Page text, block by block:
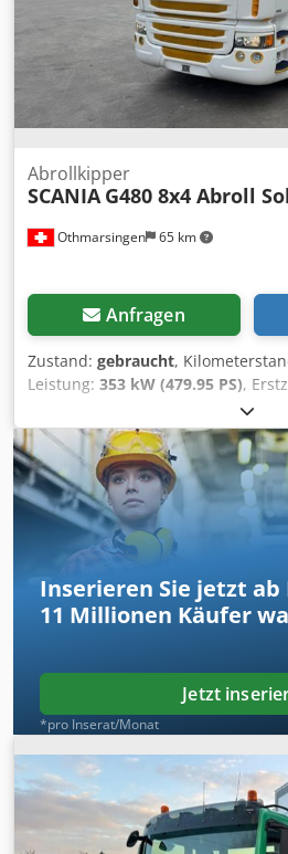
Othmarsingen 65 km
Abrollkipper
SCANIA G480 8x4 Abroll
Anfragen
Zustand: gebraucht,
Leistung: 353 kW (479.95 PS),
,
Retarder, Getriebetyp:
Euro5, Ausstattung: Rußfilter , -
26T- LuftfederungFederung:
Luft
Inserieren Sie jetzt ab
11 Millionen Käufer
Jetzt
*pro Inserat/Monat